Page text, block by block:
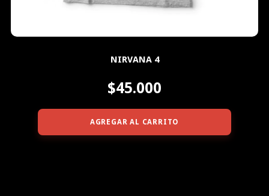
NIRVANA 4
$45.000
AGREGAR AL CARRITO